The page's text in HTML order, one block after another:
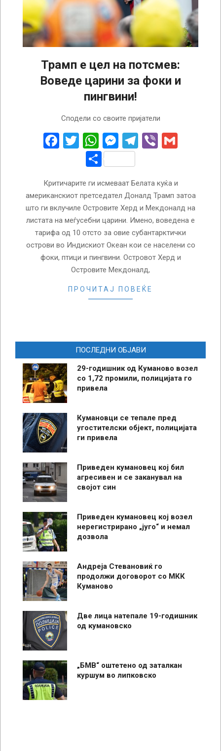
Трамп е цел на потсмев:
Воведе царини за фоки и
пингвини!
Сподели со своите пријатели
Facebook
Twitter
WhatsApp
Messenger
Telegram
Viber
Share
Критичарите ги исмеваат Белата куќа и
американскиот претседател Доналд Трамп затоа
што ги вклучиле Островите Херд и Мекдоналд на
листата на меѓусебни царини. Имено, воведена е
тарифа од 10 отсто за овие субантарктички
острови во Индискиот Океан кои се населени со
фоки, птици и пингвини. Островот Херд и
Островите Мекдоналд,
ПРОЧИТАЈ ПОВЕЌЕ
ПОСЛЕДНИ ОБЈАВИ
29-годишник од Куманово возел
со 1,72 промили, полицијата го
привела
Кумановци се тепале пред
угостителски објект, полицијата
ги привела
Приведен кумановец кој бил
агресивен и се заканувал на
својот син
Приведен кумановец кој возел
нерегистрирано „југо“ и немал
дозвола
Андреја Стевановиќ го
продолжи договорот со МКК
Куманово
Две лица натепале 19-годишник
од кумановско
„БМВ“ оштетено од заталкан
куршум во липковско